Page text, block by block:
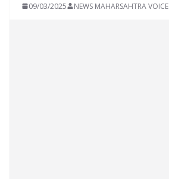
09/03/2025 NEWS MAHARSAHTRA VOICE